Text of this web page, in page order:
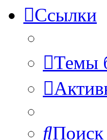
Ссылки
Темы
Поиск